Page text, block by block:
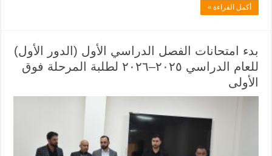
أكمل القراءة »
بدء امتحانات الفصل الدراسي الأول (الدور الأول)
للعام الدراسي ٢٠٢٥–٢٠٢٦ لطلبة المرحلة فوق
الأولى